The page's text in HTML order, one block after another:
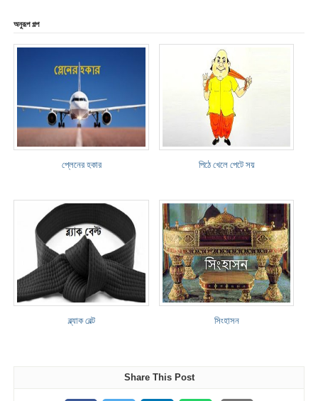
অনুরূপ গল্প
প্লেনের হকার পিঠে খেলে পেটে সয়
ব্ল্যাক বেল্ট সিংহাসন
Share This Post